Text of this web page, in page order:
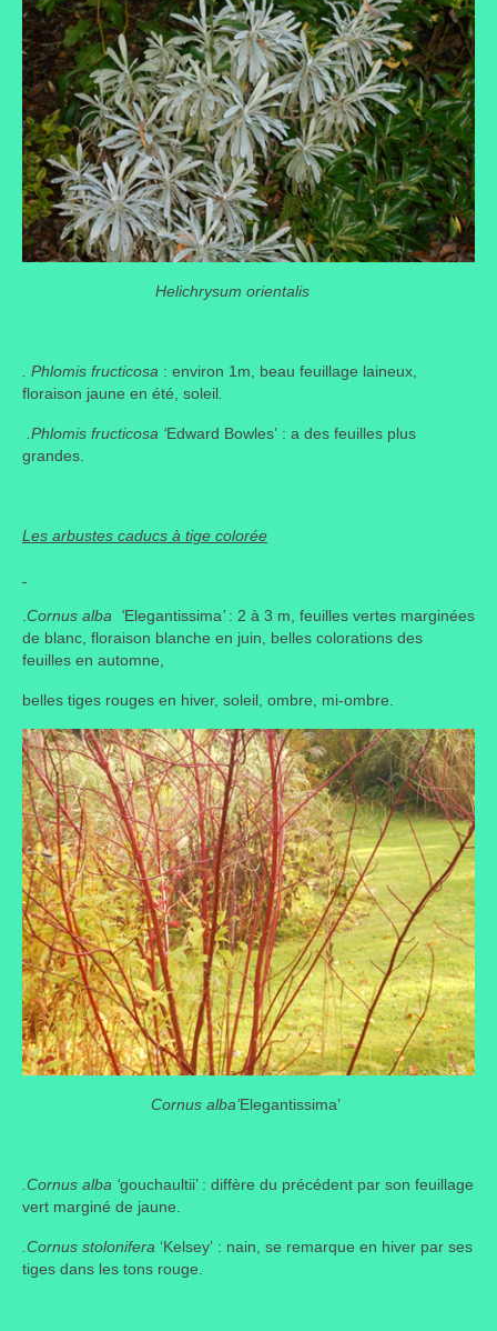
Helichrysum orientalis
. Phlomis fructicosa : environ 1m, beau feuillage laineux,
floraison jaune en été, soleil.
.Phlomis fructicosa ‘Edward Bowles’ : a des feuilles plus
grandes.
Les arbustes caducs à tige colorée
.Cornus alba ‘Elegantissima’: 2 à 3 m, feuilles vertes marginées
de blanc, floraison blanche en juin, belles colorations des
feuilles en automne,
belles tiges rouges en hiver, soleil, ombre, mi-ombre.
Cornus alba’Elegantissima’
.Cornus alba ‘gouchaultii’ : diffère du précédent par son feuillage
vert marginé de jaune.
.Cornus stolonifera ‘Kelsey’ : nain, se remarque en hiver par ses
tiges dans les tons rouge.